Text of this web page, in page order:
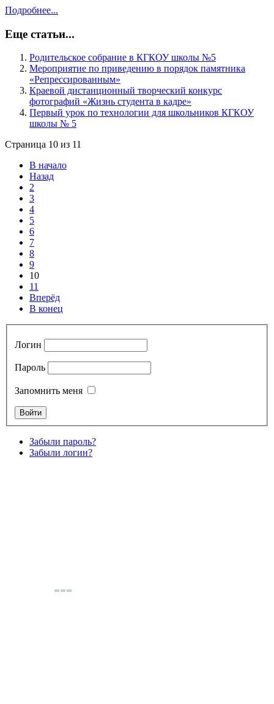
Подробнее...
Еще статьи...
Родительское собрание в КГКОУ школы №5
Мероприятие по приведению в порядок памятника
«Репрессированным»
Краевой дистанционный творческий конкурс
фотографий «Жизнь студента в кадре»
Первый урок по технологии для школьников КГКОУ
школы № 5
Страница 10 из 11
В начало
Назад
2
3
4
5
6
7
8
9
10
11
Вперёд
В конец
Логин
Пароль
Запомнить меня
Забыли пароль?
Забыли логин?